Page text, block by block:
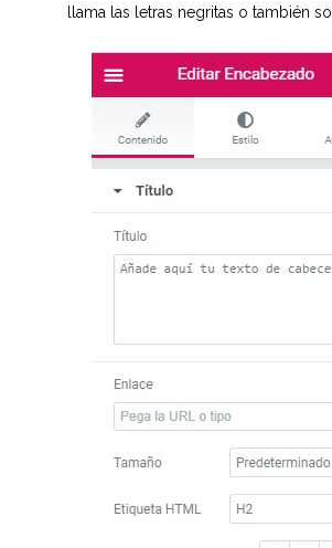
llama las letras negritas o también